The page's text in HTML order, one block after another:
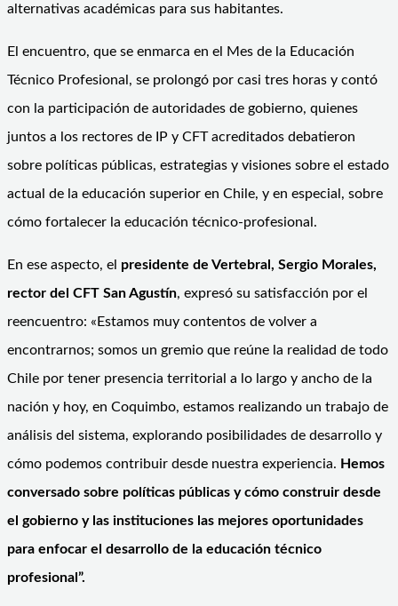
alternativas académicas para sus habitantes.
El encuentro, que se enmarca en el Mes de la Educación
Técnico Profesional, se prolongó por casi tres horas y contó
con la participación de autoridades de gobierno, quienes
juntos a los rectores de IP y CFT acreditados debatieron
sobre políticas públicas, estrategias y visiones sobre el estado
actual de la educación superior en Chile, y en especial, sobre
cómo fortalecer la educación técnico-profesional.
En ese aspecto, el presidente de Vertebral, Sergio Morales,
rector del CFT San Agustín, expresó su satisfacción por el
reencuentro: «Estamos muy contentos de volver a
encontrarnos; somos un gremio que reúne la realidad de todo
Chile por tener presencia territorial a lo largo y ancho de la
nación y hoy, en Coquimbo, estamos realizando un trabajo de
análisis del sistema, explorando posibilidades de desarrollo y
cómo podemos contribuir desde nuestra experiencia. Hemos
conversado sobre políticas públicas y cómo construir desde
el gobierno y las instituciones las mejores oportunidades
para enfocar el desarrollo de la educación técnico
profesional”.